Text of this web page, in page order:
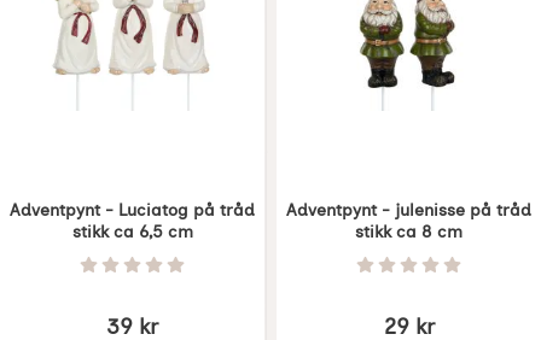
Adventpynt - Luciatog på tråd
stikk ca 6,5 cm
Varenummer 6803Vurdering: 0 Stjerne av 5
39 kr
Adventpynt - julenisse på tråd
stikk ca 8 cm
Varenummer 6805Vurdering: 0
29 kr